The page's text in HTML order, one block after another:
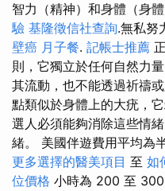
智力（精神）和身體（身
驗 基隆徵信社查詢.無私努
壁癌 月子餐. 記帳士推薦
則，它獨立於任何自然力
其流動，也不能透過祈禱
點類似於身體上的大疣，
選人必須能夠消除這些情
緒。 美國伴遊費用平均
更多選擇的醫美項目 至 如
位價格 小時為 200 至 300